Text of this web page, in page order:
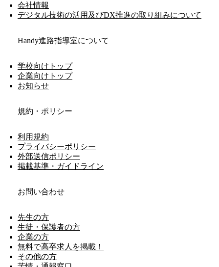
会社情報
デジタル技術の活用及びDX推進の取り組みについて
Handy進路指導室について
学校向けトップ
企業向けトップ
お知らせ
規約・ポリシー
利用規約
プライバシーポリシー
外部送信ポリシー
掲載基準・ガイドライン
お問い合わせ
先生の方
生徒・保護者の方
企業の方
無料で高卒求人を掲載！
その他の方